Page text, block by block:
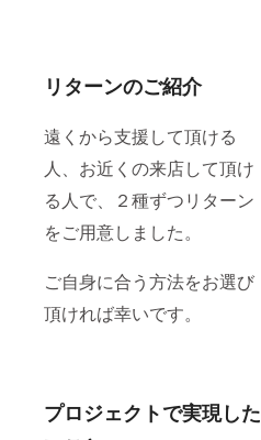
リターンのご紹介
遠くから支援して頂ける
人、お近くの来店して頂け
る人で、２種ずつリターン
をご用意しました。
ご自身に合う方法をお選び
頂ければ幸いです。
プロジェクトで実現した